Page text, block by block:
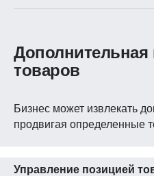
Дополнительная
товаров
Бизнес может извлекать
продвигая определенные
Управление позицией